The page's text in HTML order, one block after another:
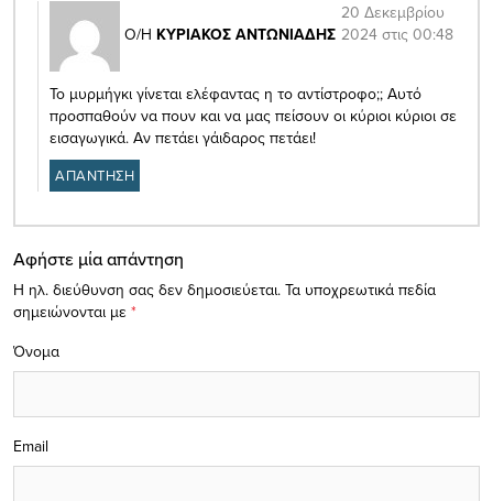
Ο/Η ΚΥΡΙΑΚΟΣ ΑΝΤΩΝΙΑΔΗΣ
20 Δεκεμβρίου
2024 στις 00:48
Το μυρμήγκι γίνεται ελέφαντας η το αντίστροφο;; Αυτό
προσπαθούν να πουν και να μας πείσουν οι κύριοι κύριοι σε
εισαγωγικά. Αν πετάει γάιδαρος πετάει!
ΑΠΑΝΤΗΣΗ
Αφήστε μία απάντηση
Η ηλ. διεύθυνση σας δεν δημοσιεύεται. Τα υποχρεωτικά πεδία
σημειώνονται με *
Όνομα
Email